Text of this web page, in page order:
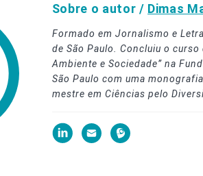
Sobre o autor / Dimas
Formado em Jornalismo e
de São Paulo. Concluiu o
Ambiente e Sociedade” na
São Paulo com uma
mestre em Ciências pelo